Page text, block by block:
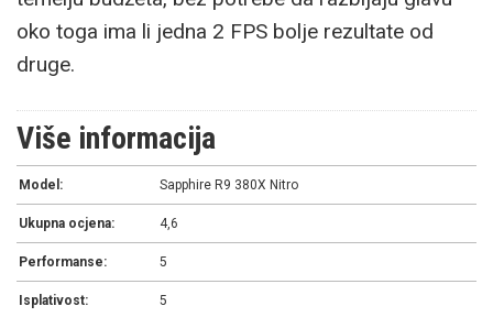
oko toga ima li jedna 2 FPS bolje rezultate od
druge.
Više informacija
Model: Sapphire R9 380X Nitro
Ukupna ocjena: 4,6
Performanse: 5
Isplativost: 5